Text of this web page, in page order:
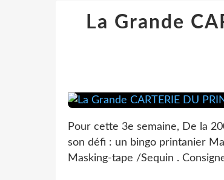
La Grande
Pour cette 3e semaine, De la
son défi : un bingo printanier
Masking-tape /Sequin .